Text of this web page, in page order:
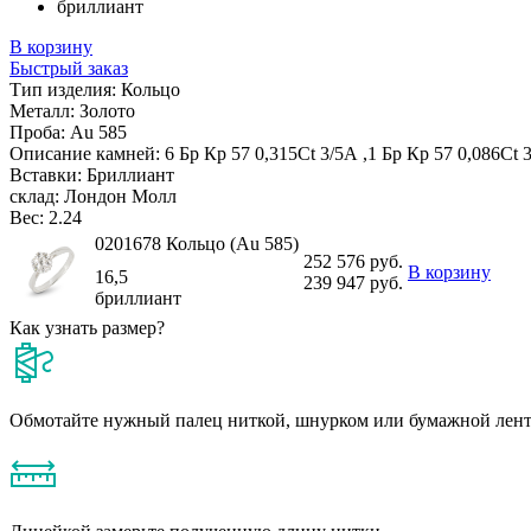
бриллиант
В корзину
Быстрый заказ
Тип изделия: Кольцо
Металл: Золото
Проба: Au 585
Описание камней: 6 Бр Кр 57 0,315Ct 3/5А ,1 Бр Кр 57 0,086Ct
Вставки: Бриллиант
склад: Лондон Молл
Вес: 2.24
0201678 Кольцо (Au 585)
252 576 руб.
239 947 руб.
В корзину
16,5
бриллиант
Как узнать размер?
Обмотайте нужный палец ниткой, шнурком или бумажной